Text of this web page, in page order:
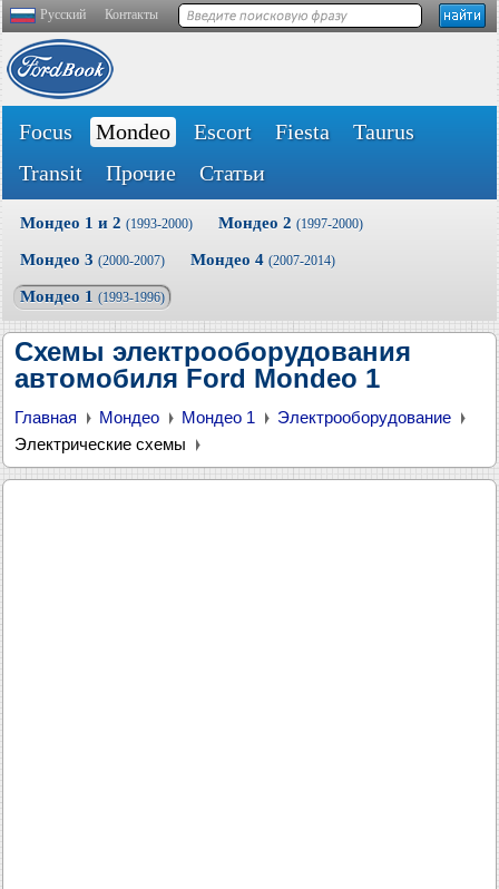
Русский Контакты
Focus Mondeo Escort Fiesta
Taurus
Transit
Прочие Статьи
Мондео 1 и 2 (1993-2000) Мондео 2 (1997-2000)
Мондео 3 (2000-2007) Мондео 4 (2007-2014)
Мондео 1 (1993-1996)
Схемы электрооборудования
автомобиля Ford Mondeo 1
Главная Мондео Мондео 1
Электрооборудование
Электрические схемы